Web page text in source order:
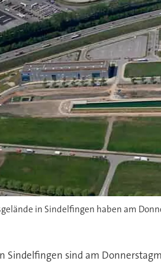
in Sindelfingen haben am
Sindelfingen sind am